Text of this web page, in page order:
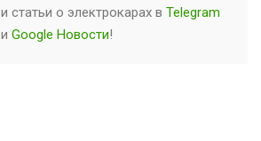
и статьи о электрокарах в Telegram
и Google Новости!